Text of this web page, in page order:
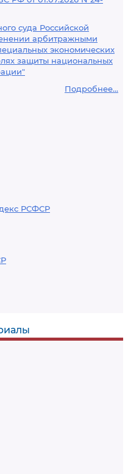
суда Российской
арбитражными
экономических
защиты национальных
Подробнее...
РСФСР